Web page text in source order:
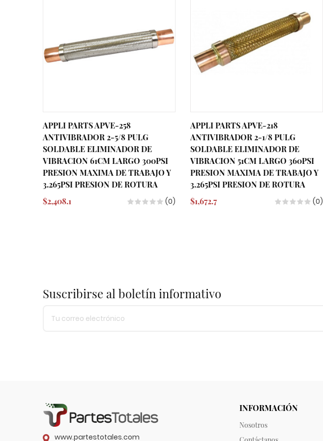
APPLI PARTS APVE-258
ANTIVIBRADOR 2-5/8 PULG
SOLDABLE ELIMINADOR DE
VIBRACION 61CM LARGO 300PSI
PRESION MAXIMA DE TRABAJO Y
3.265PSI PRESION DE ROTURA
$2,408.1
(0)
APPLI PARTS APVE-218
ANTIVIBRADOR 2-1/8 PULG
SOLDABLE ELIMINADOR DE
VIBRACION 51CM LARGO 360PSI
PRESION MAXIMA DE TRABAJO Y
3.265PSI PRESION DE ROTURA
$1,672.7
(0)
Suscribirse al boletín informativo
www.partestotales.com
INFORMACIÓN
Nosotros